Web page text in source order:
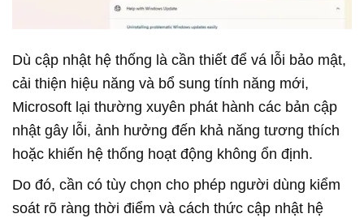
Dù cập nhật hệ thống là cần thiết để vá lỗi bảo mật,
cải thiện hiệu năng và bổ sung tính năng mới,
Microsoft lại thường xuyên phát hành các bản cập
nhật gây lỗi, ảnh hưởng đến khả năng tương thích
hoặc khiến hệ thống hoạt động không ổn định.
Do đó, cần có tùy chọn cho phép người dùng kiểm
soát rõ ràng thời điểm và cách thức cập nhật hệ